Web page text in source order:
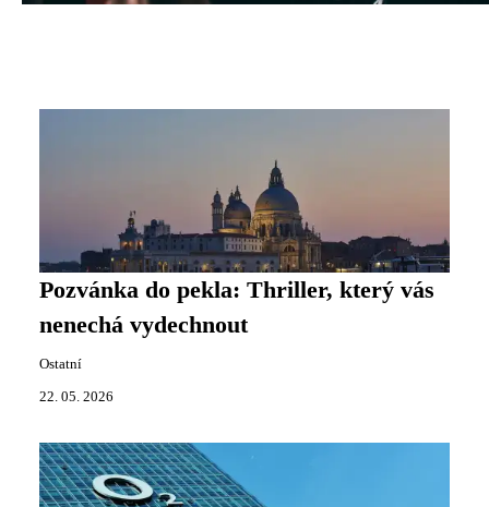
Pozvánka do pekla: Thriller, který vás
nenechá vydechnout
Ostatní
22. 05. 2026